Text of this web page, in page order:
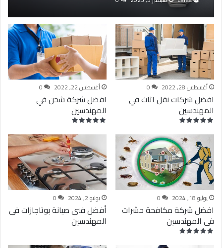
أغسطس 28, 2022 0
افضل شركات نقل اثاث في
المهندسين
أغسطس 22, 2022 0
افضل شركة شحن في
المهندسين
يوليو 18, 2024 0
افضل شركة مكافحة حشرات
فى المهندسين
يوليو 2, 2024 0
أفضل فنى صيانة بوتاجازات فى
المهندسين